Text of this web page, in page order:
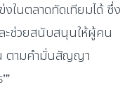
งในตลาดทัดเทียมได้ ซึ่ง
ละช่วยสนับสนุนให้ผู้คน
ตามคำมั่นสัญญา